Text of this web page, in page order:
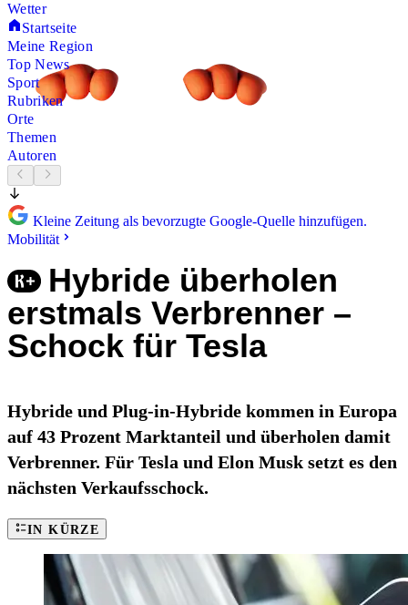
Wetter
Startseite
Meine Region
Top News
Sport
Rubriken
Orte
Themen
Autoren
Kleine Zeitung als bevorzugte Google-Quelle hinzufügen.
Mobilität
Hybride überholen
erstmals Verbrenner –
Schock für Tesla
Hybride und Plug-in-Hybride kommen in Europa
auf 43 Prozent Marktanteil und überholen damit
Verbrenner. Für Tesla und Elon Musk setzt es den
nächsten Verkaufsschock.
IN KÜRZE